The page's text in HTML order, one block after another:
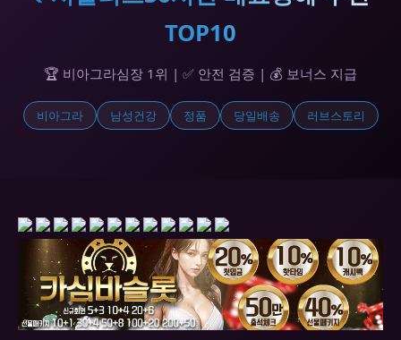
TOP10
🏆 비아그라심장 1위 | ✅ 안전 검증 | 💰 보너스 지급
비아그라 남성건강 정품 당일배송 러브스토리